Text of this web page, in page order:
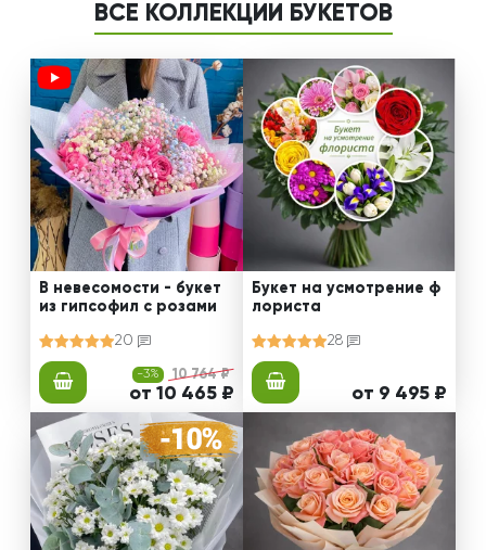
ВСЕ КОЛЛЕКЦИИ БУКЕТОВ
В невесомости - букет
из гипсофил с розами
20
-3% 10 764 ₽
от 10 465 ₽
Букет на усмотрение ф
лориста
28
от 9 495 ₽